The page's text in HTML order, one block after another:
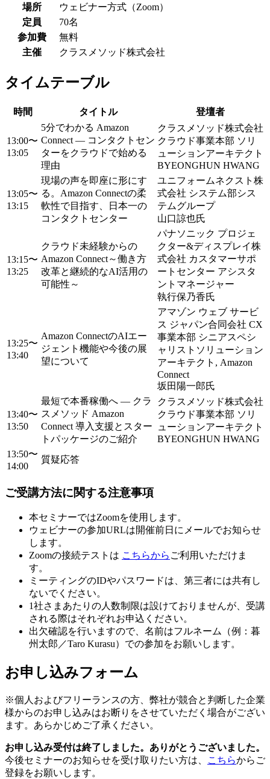
場所
ウェビナー方式（Zoom）
定員
70名
参加費
無料
主催
クラスメソッド株式会社
タイムテーブル
時間 タイトル 登壇者
13:00〜
13:05
5分でわかる Amazon
Connect ― コンタクトセン
ターをクラウドで始める
理由
クラスメソッド株式会社
クラウド事業本部 ソリ
ューションアーキテクト
BYEONGHUN HWANG
13:05〜
13:15
現場の声を即座に形にす
る。Amazon Connectの柔
軟性で目指す、日本一の
コンタクトセンター
ユニフォームネクスト株
式会社 システム部シス
テムグループ
山口諒也氏
13:15〜
13:25
クラウド未経験からの
Amazon Connect～働き方
改革と継続的なAI活用の
可能性～
パナソニック プロジェ
クター&ディスプレイ株
式会社 カスタマーサポ
ートセンター アシスタ
ントマネージャー
執行保乃香氏
13:25〜
13:40
Amazon ConnectのAIエー
ジェント機能や今後の展
望について
アマゾン ウェブ サービ
ス ジャパン合同会社 CX
事業本部 シニアスペシ
ャリストソリューション
アーキテクト, Amazon
Connect
坂田陽一郎氏
13:40〜
13:50
最短で本番稼働へ ― クラ
スメソッド Amazon
Connect 導入支援とスター
トパッケージのご紹介
クラスメソッド株式会社
クラウド事業本部 ソリ
ューションアーキテクト
BYEONGHUN HWANG
13:50〜
14:00
質疑応答
ご受講方法に関する注意事項
本セミナーではZoomを使用します。
ウェビナーの参加URLは開催前日にメールでお知らせ
します。
Zoomの接続テストは こちらから ご利用いただけま
す。
ミーティングのIDやパスワードは、第三者には共有し
ないでください。
1社さまあたりの人数制限は設けておりませんが、受講
される際はそれぞれお申込ください。
出欠確認を行いますので、名前はフルネーム（例：暮
州太郎／Taro Kurasu）での参加をお願いします。
お申し込みフォーム
※個人およびフリーランスの方、弊社が競合と判断した企業
様からのお申し込みはお断りをさせていただく場合がござい
ます。あらかじめご了承ください。
お申し込み受付は終了しました。ありがとうございました。
今後セミナーのお知らせを受け取りたい方は、
こちらからご
登録をお願いします。